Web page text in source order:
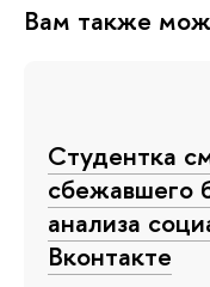
Вам также
Cтудентка
сбежавшего
анализа
Вконтакте